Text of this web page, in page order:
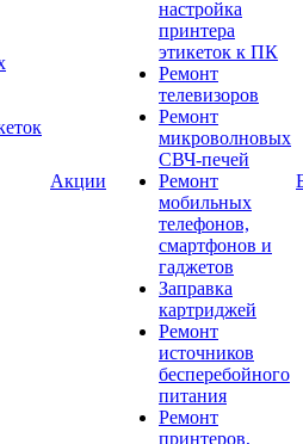
Акции
настройка
принтера
этикеток к ПК
Ремонт
телевизоров
Ремонт
микроволновых
СВЧ-печей
Ремонт
мобильных
телефонов,
смартфонов и
гаджетов
Заправка
картриджей
Ремонт
источников
бесперебойного
питания
Ремонт
принтеров,